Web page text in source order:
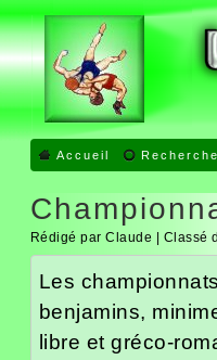
Accueil
Rédigé par Claude | Classé
Les
benjamins,
libre et gréco-